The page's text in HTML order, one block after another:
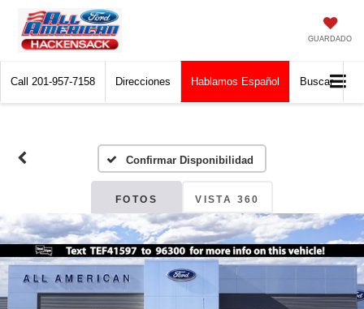
GUARDADO
Call 201-957-7158 Direcciones Hablamos Español Buscar
Confirmar Disponibilidad
FOTOS VISTA 360